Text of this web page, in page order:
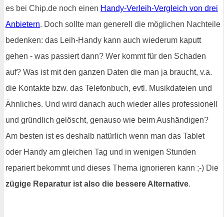
es bei Chip.de noch einen Handy-Verleih-Vergleich von drei
Anbietern. Doch sollte man generell die möglichen Nachteile
bedenken: das Leih-Handy kann auch wiederum kaputt
gehen - was passiert dann? Wer kommt für den Schaden
auf? Was ist mit den ganzen Daten die man ja braucht, v.a.
die Kontakte bzw. das Telefonbuch, evtl. Musikdateien und
Ähnliches. Und wird danach auch wieder alles professionell
und gründlich gelöscht, genauso wie beim Aushändigen?
Am besten ist es deshalb natürlich wenn man das Tablet
oder Handy am gleichen Tag und in wenigen Stunden
repariert bekommt und dieses Thema ignorieren kann ;-) Die
zügige Reparatur ist also die bessere Alternative.